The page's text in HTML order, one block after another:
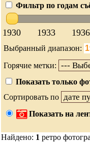
Фильтр по годам
1930 1933 1936
Выбранный диапазон:
Горячие метки:
Показать только
Сортировать по
Показать на
Найдено: 1 ретро